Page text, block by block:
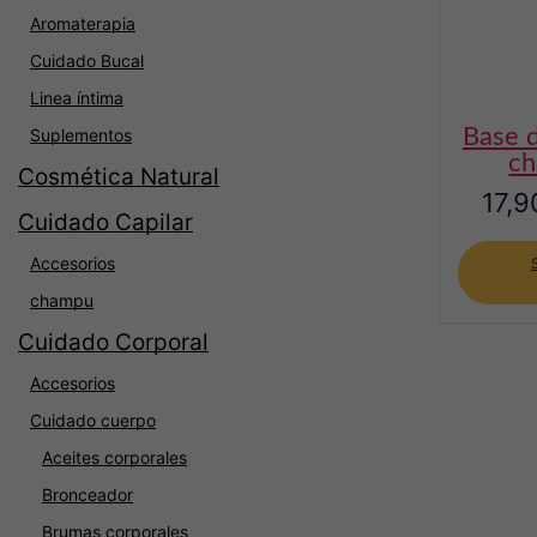
base de maquillaje –
Aromaterapia
Cuidado Bucal
Linea íntima
Suplementos
Cosmética Natural
Cuidado Capilar
Accesorios
champu
Cuidado Corporal
Accesorios
Cuidado cuerpo
Aceites corporales
Bronceador
Brumas corporales